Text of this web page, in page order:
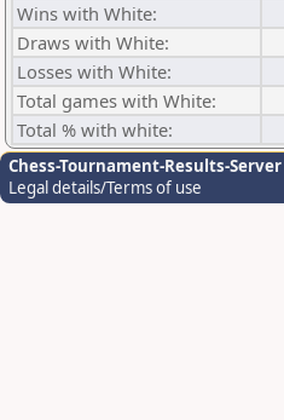
Wins with White:
Draws with White:
Losses with White:
Total games with White:
Total % with white:
Chess-Tournament-Results-Server
Legal details/Terms of use